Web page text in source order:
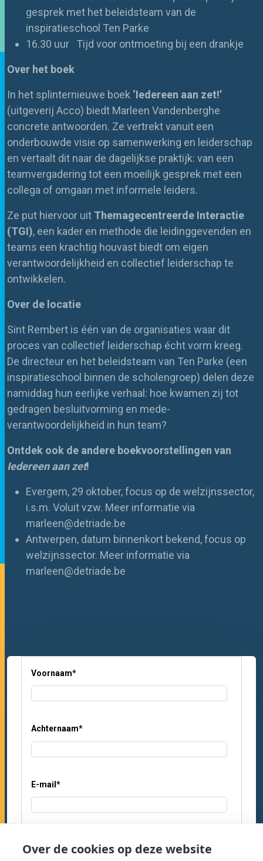
gesprek met het beleidsteam van de
inspiratieschool Ten Parke
16.30 uur Tijd voor ontmoeting bij een drankje
Over het boek
In het splinternieuwe boek ‘Iedereen aan zet!’
(uitgeverij Acco) biedt Marleen Vandenberghe
concrete antwoorden. Ze vertrekt vanuit een
onderbouwde visie op samenwerking en leiderschap
en vertaalt dit naar de dagelijkse praktijk: van een
teamvergadering tot een moeilijk gesprek met een
collega of omgaan met informele leiders.
Ze put hiervoor uit Themagecentreerde Interactie
(TGI), een kader en methode die leidinggevenden en
teams een krachtig houvast biedt om eigen
verantwoordelijkheid en collectief leiderschap te
ontwikkelen.
Over de locatie
Sint Rembert is één van de organisaties waar dit
proces van collectief leiderschap écht vorm kreeg.
De directeur en het beleidsteam van Ten Parke (een
inspiratieschool binnen de scholengroep) delen deze
namiddag hun eerlijke verhaal: hoe kwamen zij tot
gedragen besluitvorming en mede-
verantwoordelijkheid in hun team?
Ontdek ook de andere boekvoorstellingen van
Iedereen aan zet!
Evergem, 29 oktober, focus op de welzijnssector,
i.s.m. Voluit vzw. Meer informatie via
marleen@detriade.be
Antwerpen, datum binnenkort bekend, focus op
welzijnssector. Meer informatie via
marleen@detriade.be
Voornaam*
Achternaam*
E-mail *
Over de cookies op deze website